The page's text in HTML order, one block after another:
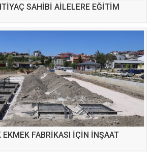
SAHİBİ AİLELERE EĞİTİM
EKMEK FABRİKASI İÇİN İNŞAAT